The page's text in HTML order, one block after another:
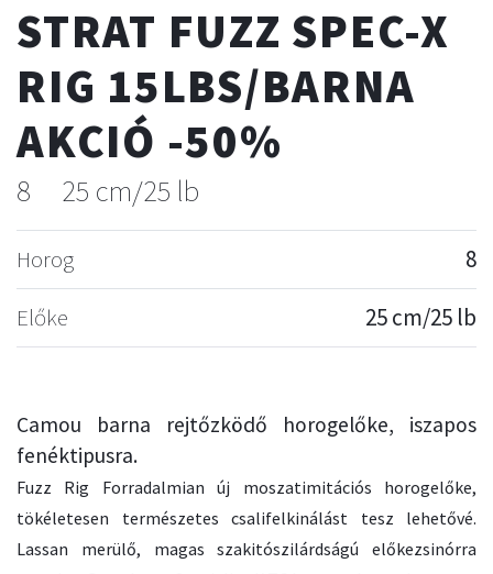
STRAT FUZZ SPEC-X
RIG 15LBS/BARNA
AKCIÓ -50%
8 25 cm/25 lb
Horog
8
Előke
25 cm/25 lb
Camou barna rejtőzködő horogelőke, iszapos
fenéktipusra.
Fuzz Rig Forradalmian új moszatimitációs horogelőke,
tökéletesen természetes csalifelkinálást tesz lehetővé.
Lassan merülő, magas szakitószilárdságú előkezsinórra